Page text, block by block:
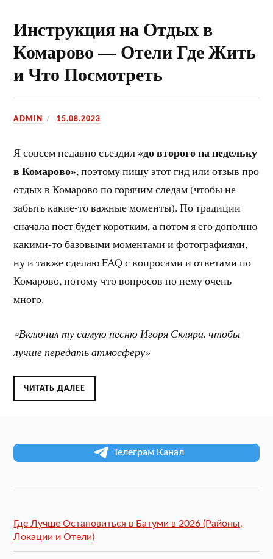
Инструкция на Отдых в
Комарово — Отели Где Жить
и Что Посмотреть
ADMIN 15.08.2023
Я совсем недавно съездил«до второго на недельку
в Комарово», поэтому пишу этот гид или отзыв про
отдых в Комарово по горячим следам (чтобы не
забыть какие-то важные моменты). По традиции
сначала пост будет коротким, а потом я его дополню
какими-то базовыми моментами и фотографиями,
ну и также сделаю FAQ с вопросами и ответами по
Комарово, потому что вопросов по нему очень
много.
«Включил ту самую песню Игоря Скляра, чтобы
лучше передать атмосферу»
ЧИТАТЬ ДАЛЕЕ
Телеграм Канал
Где Лучше Остановиться в Батуми в 2026 (Районы,
Локации и Отели)